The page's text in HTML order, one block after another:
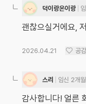
덕이랑온이랑
괜찮으실거에요,
2026.04.21 공
스리 임신 2개월
감사합니다! 얼른